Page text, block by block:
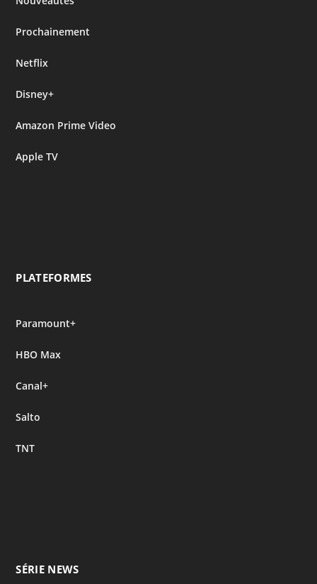
Prochainement
Netflix
Disney+
Amazon Prime Video
Apple TV
PLATEFORMES
Paramount+
HBO Max
Canal+
Salto
TNT
SÉRIE NEWS